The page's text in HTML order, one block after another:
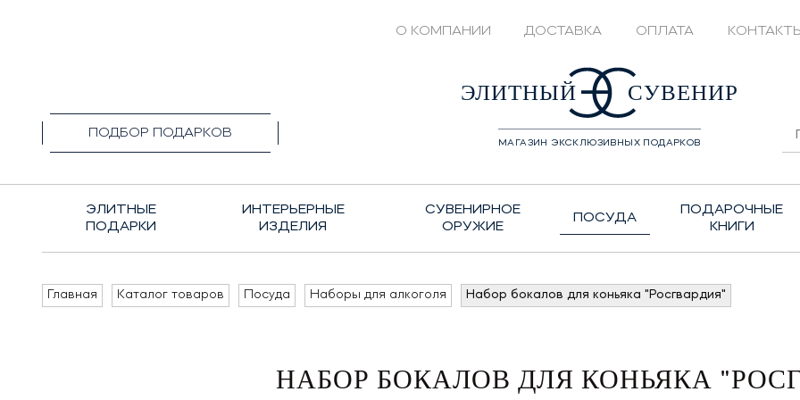
О КОМПАНИИ ДОСТАВКА ОПЛАТА
ПОДБОР ПОДАРКОВ
+7(495)1428208ЭЛИТНЫЙ СУВЕНИР
МАГАЗИН ЭКСКЛЮЗИВНЫХ ПОДАРКОВ
ЭЛИТНЫЕ
ПОДАРКИ
ИНТЕРЬЕРНЫЕ
ИЗДЕЛИЯ
СУВЕНИРНОЕ
ОРУЖИЕ
ПОСУДА
ПОДАРОЧНЫЕ
КНИГИ
Главная Каталог товаров Посуда Наборы для алкоголя Набор бокалов для коньяка "Росгвардия"
НАБОР БОКАЛОВ ДЛЯ КОНЬЯКА